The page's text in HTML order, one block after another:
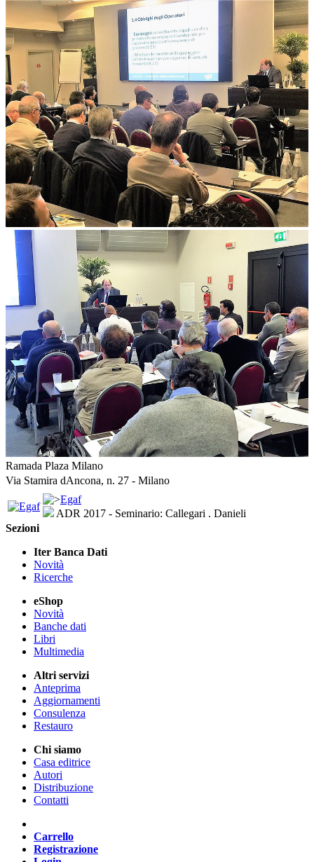
Ramada Plaza Milano
Via Stamira dAncona, n. 27 - Milano
Egaf
ADR 2017 - Seminario: Callegari . Danieli
Sezioni
Iter Banca Dati
Novità
Ricerche
eShop
Novità
Banche dati
Libri
Multimedia
Altri servizi
Anteprima
Aggiornamenti
Consulenza
Restauro
Chi siamo
Casa editrice
Autori
Distribuzione
Contatti
Carrello
Registrazione